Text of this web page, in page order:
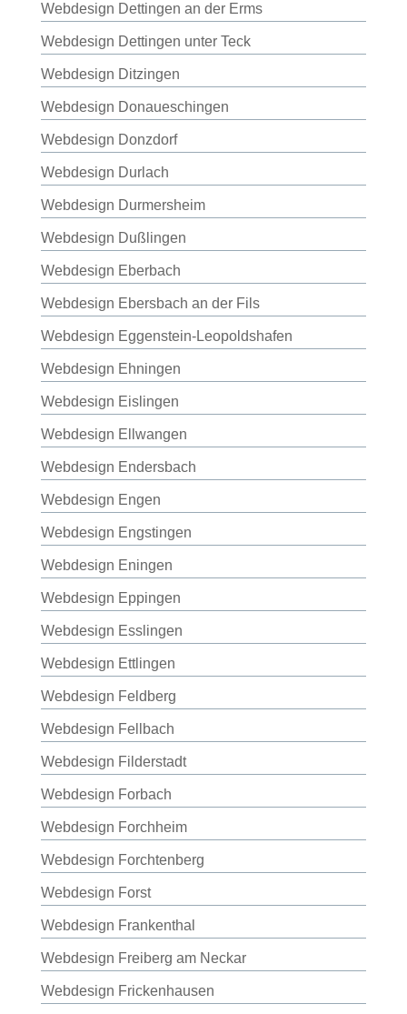
Webdesign Dettingen an der Erms
Webdesign Dettingen unter Teck
Webdesign Ditzingen
Webdesign Donaueschingen
Webdesign Donzdorf
Webdesign Durlach
Webdesign Durmersheim
Webdesign Dußlingen
Webdesign Eberbach
Webdesign Ebersbach an der Fils
Webdesign Eggenstein-Leopoldshafen
Webdesign Ehningen
Webdesign Eislingen
Webdesign Ellwangen
Webdesign Endersbach
Webdesign Engen
Webdesign Engstingen
Webdesign Eningen
Webdesign Eppingen
Webdesign Esslingen
Webdesign Ettlingen
Webdesign Feldberg
Webdesign Fellbach
Webdesign Filderstadt
Webdesign Forbach
Webdesign Forchheim
Webdesign Forchtenberg
Webdesign Forst
Webdesign Frankenthal
Webdesign Freiberg am Neckar
Webdesign Frickenhausen